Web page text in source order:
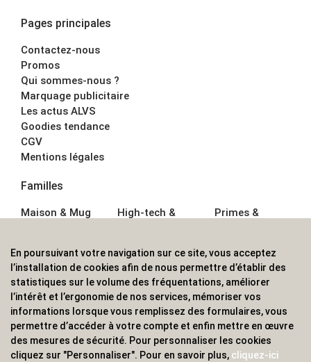
Pages principales
Contactez-nous
Promos
Qui sommes-nous ?
Marquage publicitaire
Les actus ALVS
Goodies tendance
CGV
Mentions légales
Familles
Maison & Mug
Écriture
Bagagerie sacs
High-tech &
Sport &
Outdoor
Enfant
Primes &
Boisson
Textile &
Casquette
Accessoires de
ALVS, fournisseur d'objets publicitaires, pour les
professionnels. Une implantation nationale, une
En poursuivant votre navigation sur ce site, vous acceptez
l’installation de cookies afin de nous permettre d’établir des
statistiques sur le volume des fréquentations, améliorer
l’intérêt et l’ergonomie de nos services, mémoriser vos
informations lorsque vous remplissez des formulaires, vous
permettre d’accéder à votre compte et enfin mettre en œuvre
des mesures de sécurité. Pour personnaliser les cookies
cliquez sur "Personnaliser". Pour en savoir plus, cliquez-ici